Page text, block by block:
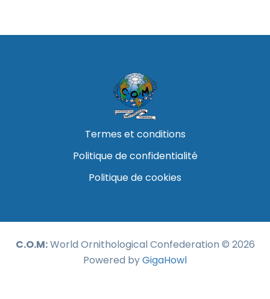
Termes et conditions
Politique de confidentialité
Politique de cookies
C.O.M:World Ornithological Confederation © 2026
Powered byGigaHowl